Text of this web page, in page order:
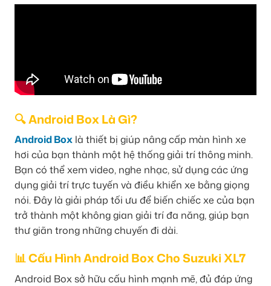
🔍 Android Box Là Gì?
Android Box là thiết bị giúp nâng cấp màn hình xe
hơi của bạn thành một hệ thống giải trí thông minh.
Bạn có thể xem video, nghe nhạc, sử dụng các ứng
dụng giải trí trực tuyến và điều khiển xe bằng giọng
nói. Đây là giải pháp tối ưu để biến chiếc xe của bạn
trở thành một không gian giải trí đa năng, giúp bạn
thư giãn trong những chuyến đi dài.
📊 Cấu Hình Android Box Cho Suzuki XL7
Android Box sở hữu cấu hình mạnh mẽ, đủ đáp ứng